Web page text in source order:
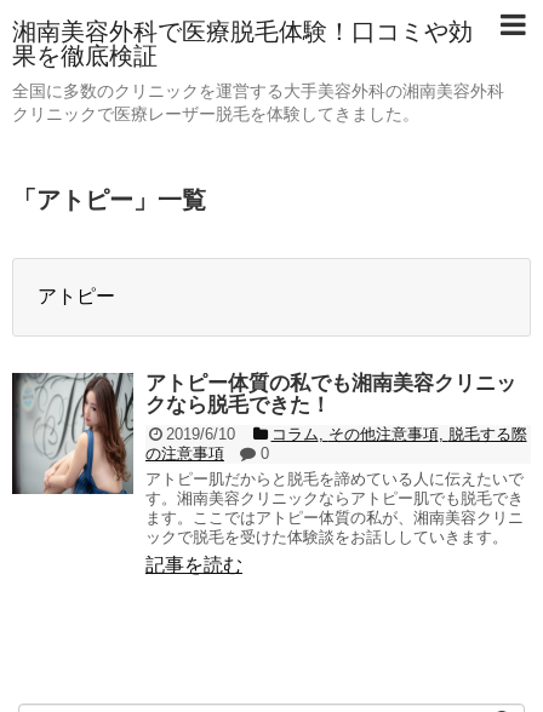
湘南美容外科で医療脱毛体験！口コミや効
果を徹底検証
全国に多数のクリニックを運営する大手美容外科の湘南美容外科
クリニックで医療レーザー脱毛を体験してきました。
「 アトピー 」 一覧
アトピー
アトピー体質の私でも湘南美容クリニッ
クなら脱毛できた！
2019/6/10 コラム, その他注意事項, 脱毛する際
の注意事項
0
アトピー肌だからと脱毛を諦めている人に伝えたいで
す。湘南美容クリニックならアトピー肌でも脱毛でき
ます。ここではアトピー体質の私が、湘南美容クリニ
ックで脱毛を受けた体験談をお話ししていきます。
記事を読む